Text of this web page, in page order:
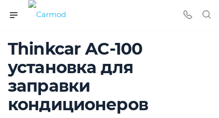
Thinkcar AC-100
установка для
заправки
кондиционеров